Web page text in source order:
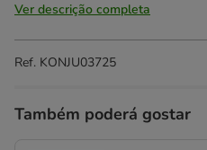
Ver descrição completa
Ref. KONJU03725
Também poderá gostar